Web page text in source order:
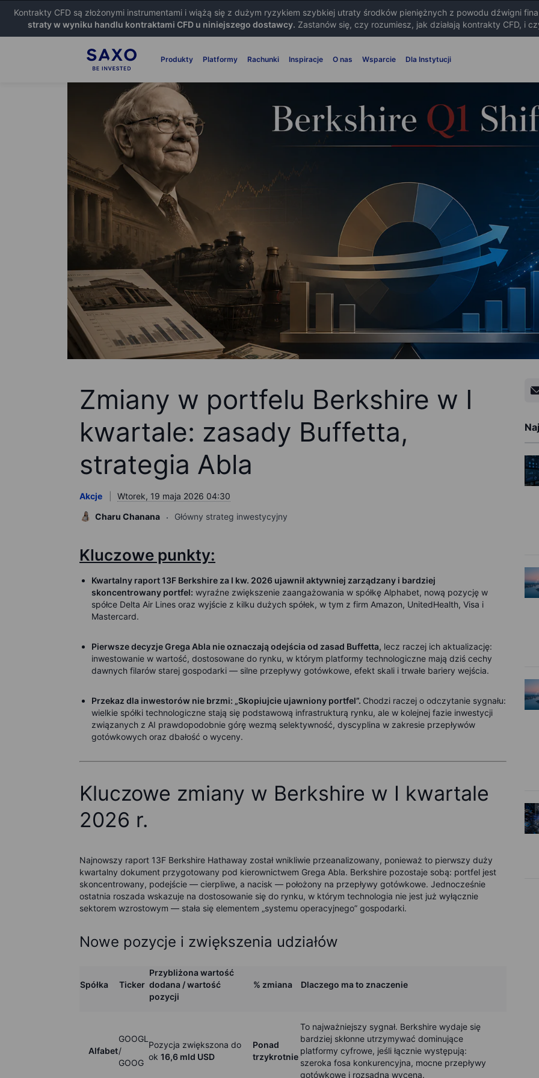
Kontrakty CFD są złożonymi instrumentami i wiążą się z dużym ryzykiem szybkiej utraty środków pieniężnych z powodu dźwigni
straty w wyniku handlu kontraktami CFD u niniejszego dostawcy. Zastanów się, czy rozumiesz, jak działają kontrakty CFD, i
Produkty Platformy Rachunki Inspiracje O nas Wsparcie Dla Instytucji
Zmiany w portfelu Berkshire w I
kwartale: zasady Buffetta,
strategia Abla
Akcje
Wtorek, 19 maja 2026 04:30
Charu Chanana
Główny strateg inwestycyjny
Kluczowe punkty:
Kwartalny raport 13F Berkshire za I kw. 2026 ujawnił aktywniej zarządzany i bardziej
skoncentrowany portfel: wyraźne zwiększenie zaangażowania w spółkę Alphabet, nową pozycję w
spółce Delta Air Lines oraz wyjście z kilku dużych spółek, w tym z firm Amazon, UnitedHealth, Visa i
Mastercard.
Pierwsze decyzje Grega Abla nie oznaczają odejścia od zasad Buffetta, lecz raczej ich aktualizację:
inwestowanie w wartość, dostosowane do rynku, w którym platformy technologiczne mają dziś cechy
dawnych filarów starej gospodarki — silne przepływy gotówkowe, efekt skali i trwałe bariery wejścia.
Przekaz dla inwestorów nie brzmi: „Skopiujcie ujawniony portfel”. Chodzi raczej o odczytanie sygnału:
wielkie spółki technologiczne stają się podstawową infrastrukturą rynku, ale w kolejnej fazie inwestycji
związanych z AI prawdopodobnie górę wezmą selektywność, dyscyplina w zakresie przepływów
gotówkowych oraz dbałość o wyceny.
Kluczowe zmiany w Berkshire w I kwartale
2026 r.
Najnowszy raport 13F Berkshire Hathaway został wnikliwie przeanalizowany, ponieważ to pierwszy duży
kwartalny dokument przygotowany pod kierownictwem Grega Abla. Berkshire pozostaje sobą: portfel jest
skoncentrowany, podejście — cierpliwe, a nacisk — położony na przepływy gotówkowe. Jednocześnie
ostatnia roszada wskazuje na dostosowanie się do rynku, w którym technologia nie jest już wyłącznie
sektorem wzrostowym — stała się elementem „systemu operacyjnego” gospodarki.
Nowe pozycje i zwiększenia udziałów
Spółka Ticker
Przybliżona wartość
dodana / wartość
pozycji
% zmiana Dlaczego ma to znaczenie
Alfabet
GOOGL
/
GOOG
Pozycja zwiększona do
ok 16,6 mld USD
Ponad
trzykrotnie
To najważniejszy sygnał. Berkshire wydaje się
bardziej skłonne utrzymywać dominujące
platformy cyfrowe, jeśli łącznie występują:
szeroka fosa konkurencyjna, mocne przepływy
gotówkowe i rozsądna wycena.